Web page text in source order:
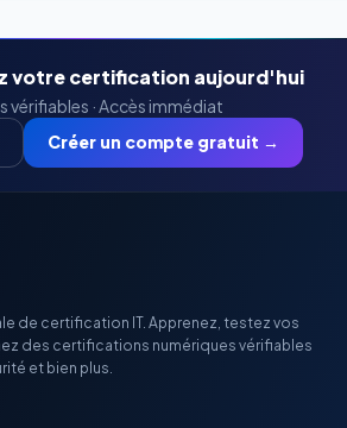
votre certification aujourd'hui
vérifiables · Accès immédiat
Créer un compte gratuit →
de certification IT. Apprenez, testez vos
des certifications numériques vérifiables
et bien plus.